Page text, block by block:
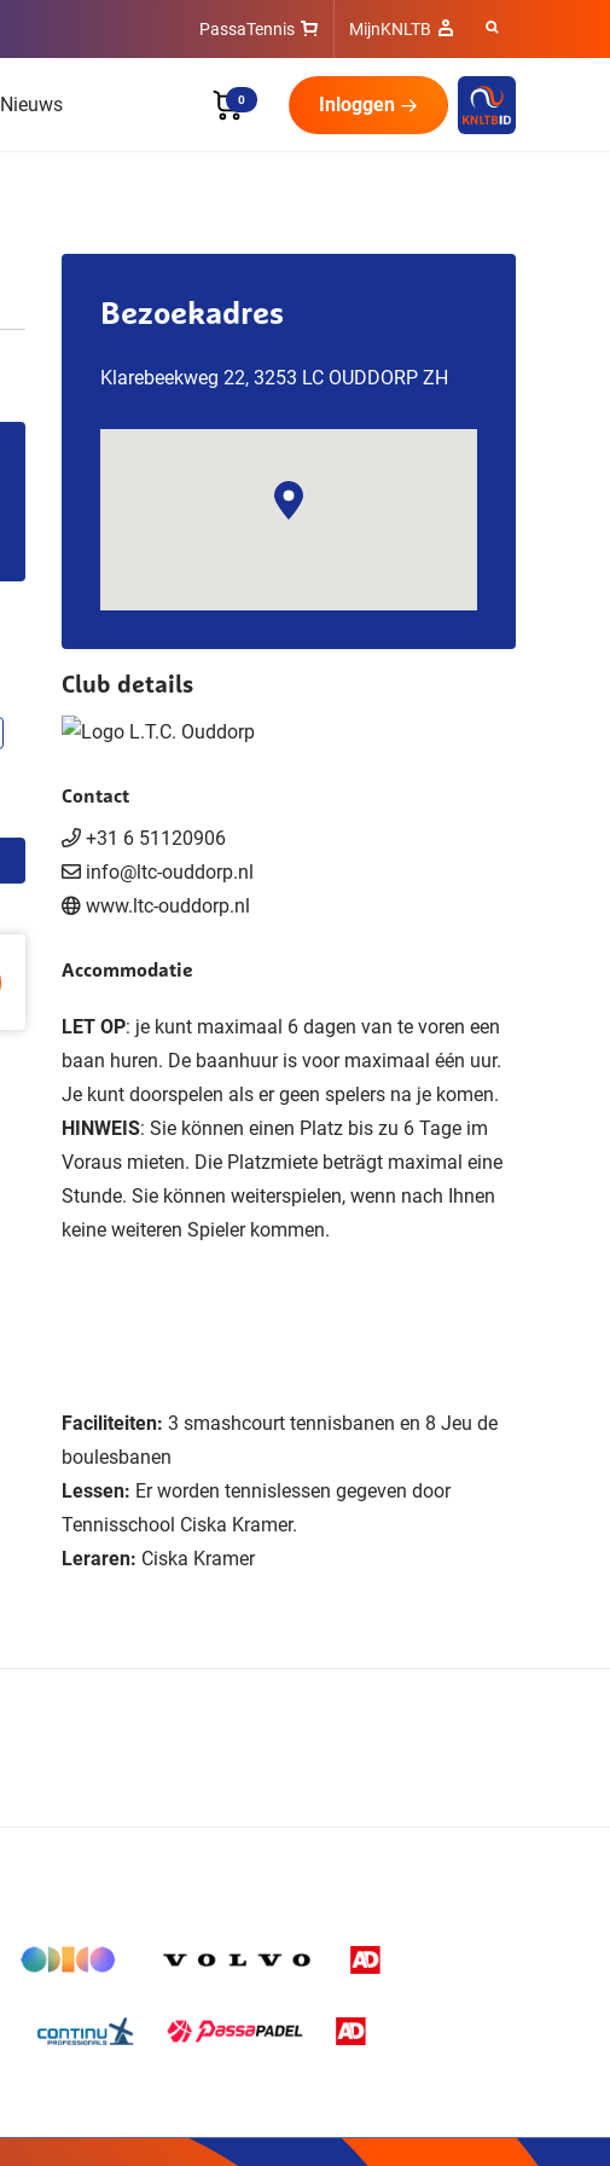
PassaTennis MijnKNLTB
Nieuws 0 Inloggen
Bezoekadres
Klarebeekweg 22, 3253 LC OUDDORP ZH
Club details
Contact
+31 6 51120906
info@ltc-ouddorp.nl
www.ltc-ouddorp.nl
Accommodatie
LET OP: je kunt maximaal 6 dagen van te voren een
baan huren. De baanhuur is voor maximaal één uur.
Je kunt doorspelen als er geen spelers na je komen.
HINWEIS: Sie können einen Platz bis zu 6 Tage im
Voraus mieten. Die Platzmiete beträgt maximal eine
Stunde. Sie können weiterspielen, wenn nach Ihnen
keine weiteren Spieler kommen.
Faciliteiten: 3 smashcourt tennisbanen en 8 Jeu de
boulesbanen
Lessen: Er worden tennislessen gegeven door
Tennisschool Ciska Kramer.
Leraren: Ciska Kramer